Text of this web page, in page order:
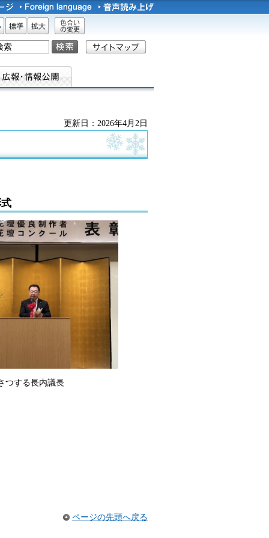
イズ
標準 拡大
色合い
更新日：2026年4月2日
つする長内議長
ページの先頭へ戻る